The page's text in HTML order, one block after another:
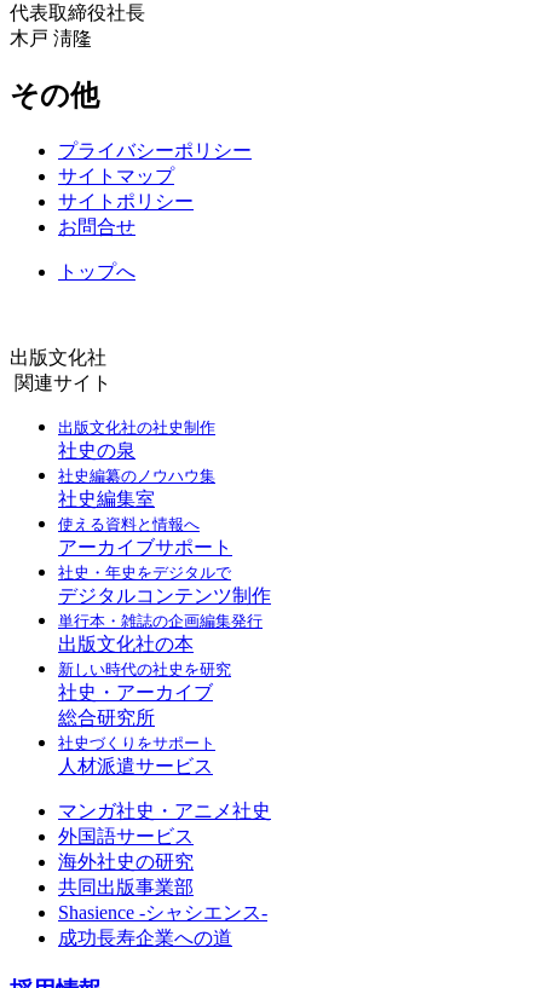
代表取締役社長
木戸 淸隆
その他
プライバシーポリシー
サイトマップ
サイトポリシー
お問合せ
トップへ
出版文化社
関連サイト
出版文化社の社史制作
社史の泉
社史編纂のノウハウ集
社史編集室
使える資料と情報へ
アーカイブサポート
社史・年史をデジタルで
デジタルコンテンツ制作
単行本・雑誌の企画編集発行
出版文化社の本
新しい時代の社史を研究
社史・アーカイブ
総合研究所
社史づくりをサポート
人材派遣サービス
マンガ社史・アニメ社史
外国語サービス
海外社史の研究
共同出版事業部
Shasience -シャシエンス-
成功長寿企業への道